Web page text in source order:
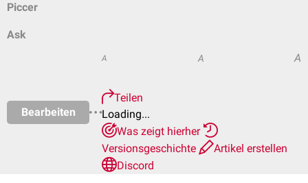
Piccer
Ask
Bearbeiten
A A A
Teilen
Loading...
Was zeigt hierher
Versionsgeschichte
Artikel erstellen
Discord